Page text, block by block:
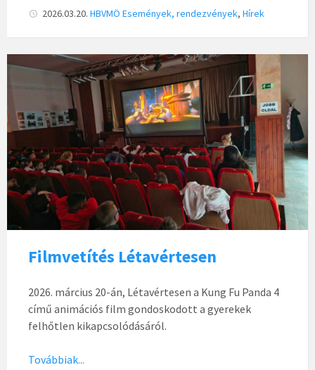
2026.03.20. HBVMÖ Események, rendezvények, Hírek
Filmvetítés Létavértesen
2026. március 20-án, Létavértesen a Kung Fu Panda 4
című animációs film gondoskodott a gyerekek
felhőtlen kikapcsolódásáról.
Továbbiak...